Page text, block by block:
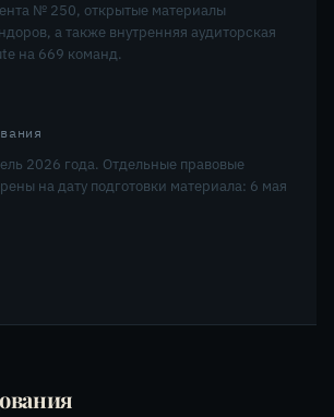
№ 250, открытые материалы
а также внутренняя аудиторская
на 669 команд.
2026 года. Отдельные правовые
на дату подготовки материала: 6 мая